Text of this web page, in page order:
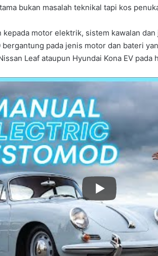
bukan masalah teknikal tapi kos
motor elektrik, sistem kawalan
bergantung pada jenis motor dan bateri
Leaf ataupun Hyundai Kona EV pada